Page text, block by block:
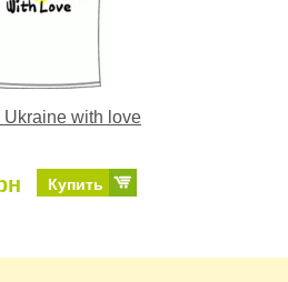
Ukraine with love
Купить